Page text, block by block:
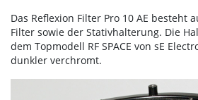
Das Reflexion Filter Pro 10 AE besteht
Filter sowie der Stativhalterung. Die
dem Topmodell RF SPACE von sE
dunkler verchromt.